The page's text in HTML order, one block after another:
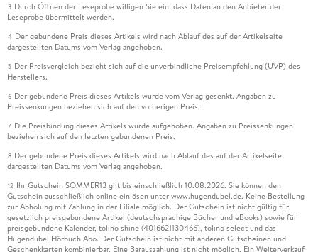
3 Durch Öffnen der Leseprobe willigen Sie ein, dass Daten an den Anbieter der
Leseprobe übermittelt werden.
4 Der gebundene Preis dieses Artikels wird nach Ablauf des auf der Artikelseite
dargestellten Datums vom Verlag angehoben.
5 Der Preisvergleich bezieht sich auf die unverbindliche Preisempfehlung (UVP) des
Herstellers.
6 Der gebundene Preis dieses Artikels wurde vom Verlag gesenkt. Angaben zu
Preissenkungen beziehen sich auf den vorherigen Preis.
7 Die Preisbindung dieses Artikels wurde aufgehoben. Angaben zu Preissenkungen
beziehen sich auf den letzten gebundenen Preis.
8 Der gebundene Preis dieses Artikels wird nach Ablauf des auf der Artikelseite
dargestellten Datums vom Verlag angehoben.
12 Ihr Gutschein SOMMER13 gilt bis einschließlich 10.08.2026. Sie können den
Gutschein ausschließlich online einlösen unter www.hugendubel.de. Keine Bestellung
zur Abholung mit Zahlung in der Filiale möglich. Der Gutschein ist nicht gültig für
gesetzlich preisgebundene Artikel (deutschsprachige Bücher und eBooks) sowie für
preisgebundene Kalender, tolino shine (4016621130466), tolino select und das
Hugendubel Hörbuch Abo. Der Gutschein ist nicht mit anderen Gutscheinen und
Geschenkkarten kombinierbar. Eine Barauszahlung ist nicht möglich. Ein Weiterverkauf